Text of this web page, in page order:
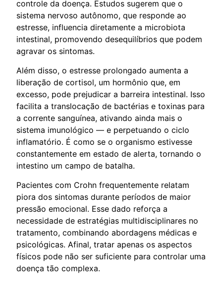
controle da doença. Estudos sugerem que o
sistema nervoso autônomo, que responde ao
estresse, influencia diretamente a microbiota
intestinal, promovendo desequilíbrios que podem
agravar os sintomas.
Além disso, o estresse prolongado aumenta a
liberação de cortisol, um hormônio que, em
excesso, pode prejudicar a barreira intestinal. Isso
facilita a translocação de bactérias e toxinas para
a corrente sanguínea, ativando ainda mais o
sistema imunológico — e perpetuando o ciclo
inflamatório. É como se o organismo estivesse
constantemente em estado de alerta, tornando o
intestino um campo de batalha.
Pacientes com Crohn frequentemente relatam
piora dos sintomas durante períodos de maior
pressão emocional. Esse dado reforça a
necessidade de estratégias multidisciplinares no
tratamento, combinando abordagens médicas e
psicológicas. Afinal, tratar apenas os aspectos
físicos pode não ser suficiente para controlar uma
doença tão complexa.